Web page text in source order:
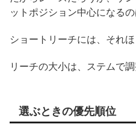
ットポジション中心になるの
ショートリーチには、それ
リーチの大小は、ステムで調
選ぶときの優先順位